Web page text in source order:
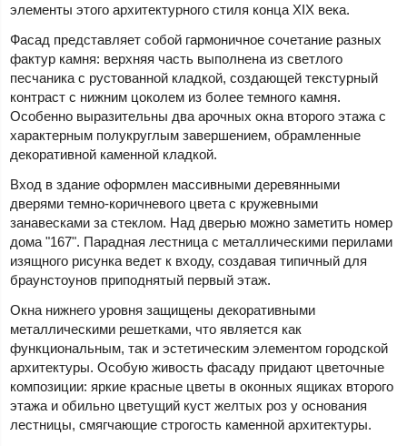
элементы этого архитектурного стиля конца XIX века.
Фасад представляет собой гармоничное сочетание разных
фактур камня: верхняя часть выполнена из светлого
песчаника с рустованной кладкой, создающей текстурный
контраст с нижним цоколем из более темного камня.
Особенно выразительны два арочных окна второго этажа с
характерным полукруглым завершением, обрамленные
декоративной каменной кладкой.
Вход в здание оформлен массивными деревянными
дверями темно-коричневого цвета с кружевными
занавесками за стеклом. Над дверью можно заметить номер
дома "167". Парадная лестница с металлическими перилами
изящного рисунка ведет к входу, создавая типичный для
браунстоунов приподнятый первый этаж.
Окна нижнего уровня защищены декоративными
металлическими решетками, что является как
функциональным, так и эстетическим элементом городской
архитектуры. Особую живость фасаду придают цветочные
композиции: яркие красные цветы в оконных ящиках второго
этажа и обильно цветущий куст желтых роз у основания
лестницы, смягчающие строгость каменной архитектуры.